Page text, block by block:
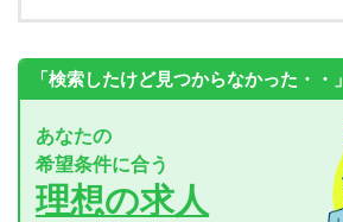
「検索したけど見つからなかった・・」
あなたの
希望条件に合う
理想の求人